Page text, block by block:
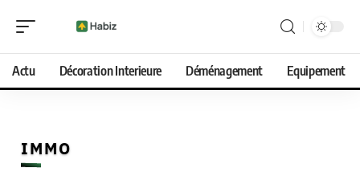
Actu Décoration Interieure Déménagement Equipement
IMMO